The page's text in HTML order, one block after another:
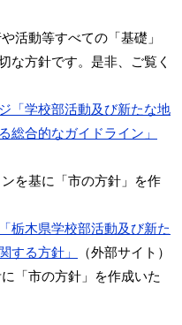
活動等すべての「基礎」
な方針です。是非、ご覧く
「学校部活動及び新たな地
総合的なガイドライン」
を基に「市の方針」を作
栃木県学校部活動及び新た
する方針」
（外部サイト）
「市の方針」を作成いた